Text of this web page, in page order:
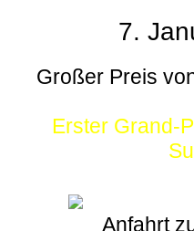
7.
Großer Preis
Erster Grand-
Anfahrt